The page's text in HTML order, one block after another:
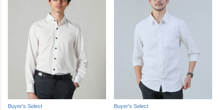
Buyer's Select
Buyer's Select